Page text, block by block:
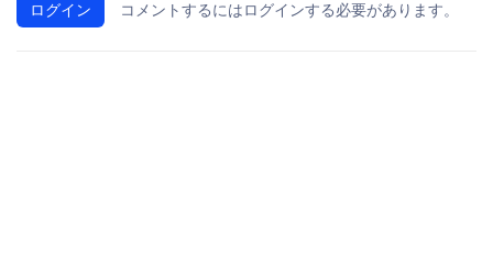
ログイン コメントするにはログインする必要があります。